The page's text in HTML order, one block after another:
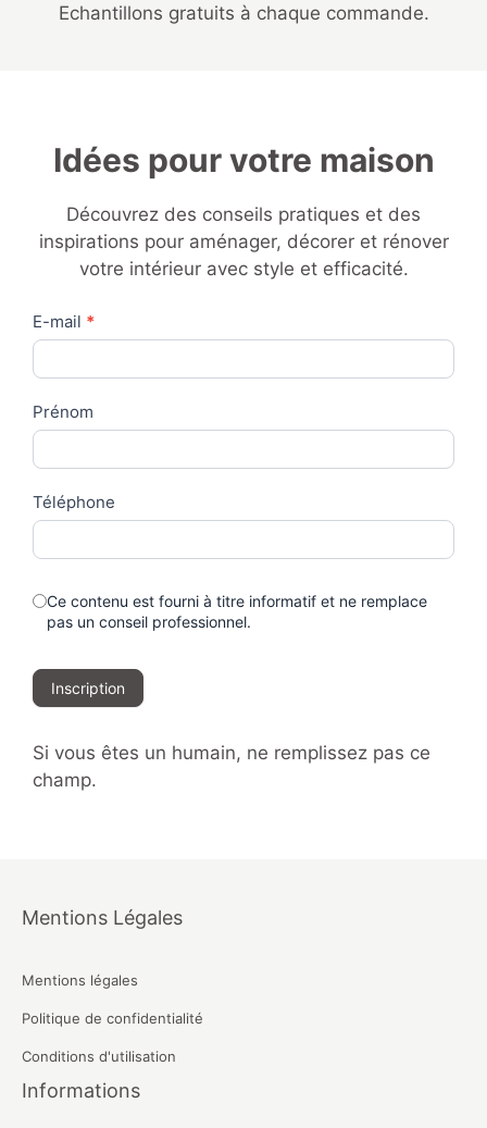
Echantillons gratuits à chaque commande.
Idées pour votre maison
Découvrez des conseils pratiques et des
inspirations pour aménager, décorer et rénover
votre intérieur avec style et efficacité.
Contact
Us
E-mail *
Prénom
Téléphone
Ce contenu est fourni à titre informatif et ne remplace
pas un conseil professionnel.
Inscription
Si vous êtes un humain, ne remplissez pas ce
champ.
Mentions Légales
Mentions légales
Politique de confidentialité
Conditions d'utilisation
Informations